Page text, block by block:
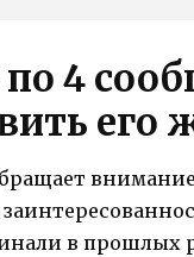
4
его
в прошлых